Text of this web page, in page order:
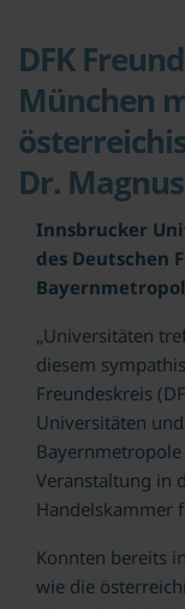
DFK
München
Dr.
Innsbrucker
des Deutschen
„Universitäten
diesem
Freundeskreis
Universitäten
Veranstaltung in
Handelskammer
Konnten bereits
wie die